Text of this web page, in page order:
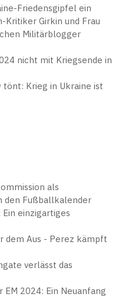
Friedensgipfel ein
Kritiker Girkin und Frau
Militärblogger
nicht mit Kriegsende in
Krieg in Ukraine ist
als
den Fußballkalender
einzigartiges
dem Aus - Perez kämpft
verlässt das
2024: Ein Neuanfang